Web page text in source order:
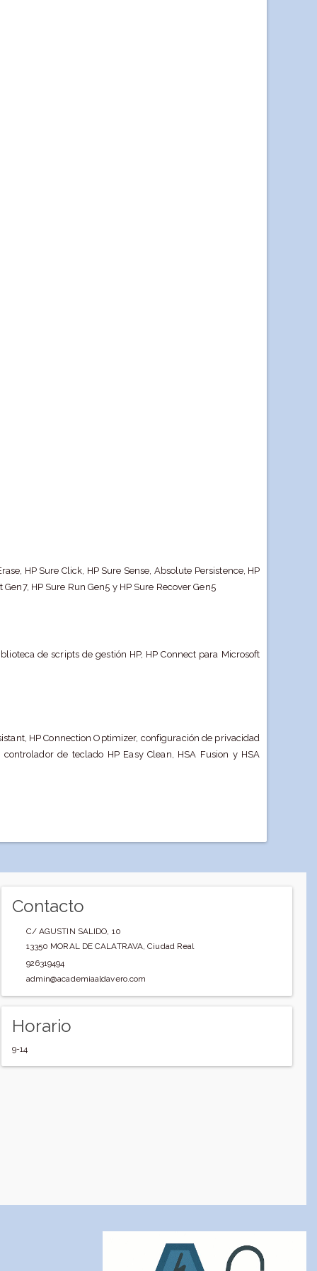
HP Sure Click, HP Sure Sense, Absolute Persistence, HP
HP Sure Run Gen5 y HP Sure Recover Gen5
de scripts de gestión HP, HP Connect para Microsoft
HP Connection Optimizer, configuración de privacidad
de teclado HP Easy Clean, HSA Fusion y HSA
Contacto
C/ AGUSTIN SALIDO, 10
13350 MORAL DE CALATRAVA,Ciudad Real
926319494
admin@academiaaldavero.com
Horario
9-14